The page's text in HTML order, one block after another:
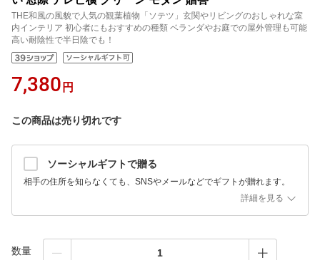
THE和風の風貌で人気の観葉植物「ソテツ」玄関やリビングのおしゃれな室
内インテリア 初心者にもおすすめの種類 ベランダやお庭での屋外管理も可能
高い耐陰性で半日陰でも！
7,380 円
この商品は売り切れです
ソーシャルギフトで贈る
相手の住所を知らなくても、SNSやメールなどでギフトが贈れます。
詳細を見る
数量